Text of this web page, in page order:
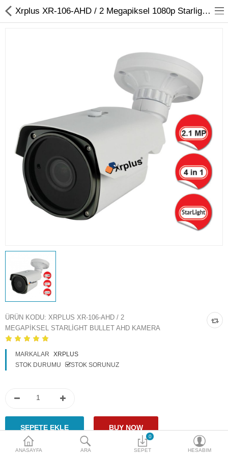
Kayıt Cihazları
Mobil Ürünler
Hırsız Alarm Sistemleri
Yangın Alarm Sistemleri
PDKS Sistemleri
Kapı Açma Sistemleri
Aksesuarlar
Plaka Tanıma Sistemi
Ürün Güvenlik Sistemleri
Para Birimi
ANASAYFA ARA
0
SEPET HESABIM
Xrplus XR-106-AHD / 2 Megapiksel 1080p Starlight Bullet AHD Kamera
ÜRÜN KODU: XRPLUS XR-106-AHD / 2
MEGAPIKSEL STARLIGHT BULLET AHD KAMERA
MARKALAR
XRPLUS
STOK DURUMU
STOK SORUNUZ